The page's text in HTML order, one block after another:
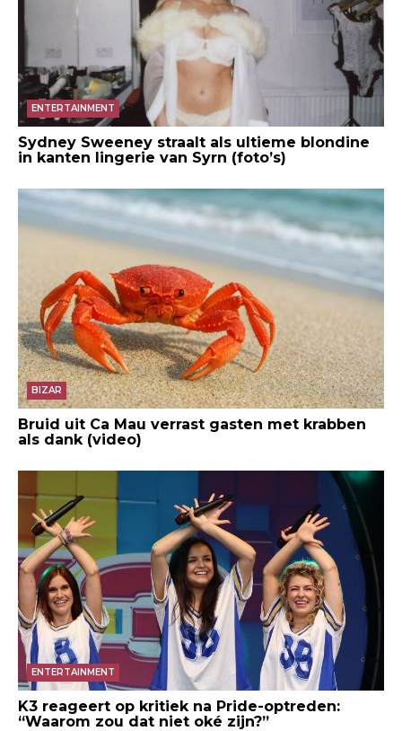
ENTERTAINMENT
Sydney Sweeney straalt als ultieme blondine
in kanten lingerie van Syrn (foto’s)
BIZAR
Bruid uit Ca Mau verrast gasten met krabben
als dank (video)
ENTERTAINMENT
K3 reageert op kritiek na Pride-optreden:
“Waarom zou dat niet oké zijn?”